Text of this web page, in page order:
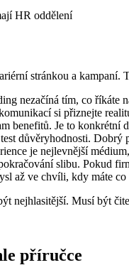
HR oddělení
stránkou a kampaní.
nezačíná tím, co říkáte
si přiznejte
benefitů. Je to
důvěryhodnosti. Dobrý
je nejlevnější
slibu. Pokud
až ve chvíli, kdy máte
nejhlasitější. Musí být
příručce